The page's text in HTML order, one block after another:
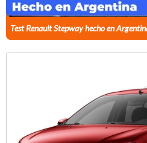
Test Renault Stepway hecho en